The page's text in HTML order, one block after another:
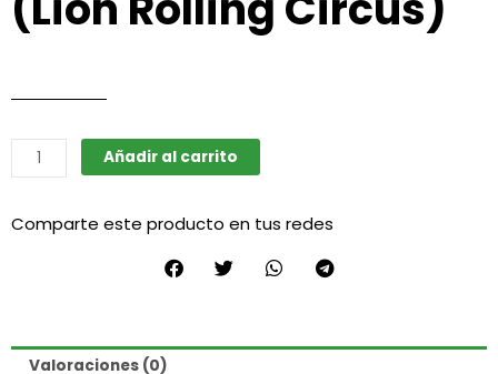
Cone
plastic
(Lion
Añadir al carrito
Comparte este producto en tus redes
Valoraciones (0)